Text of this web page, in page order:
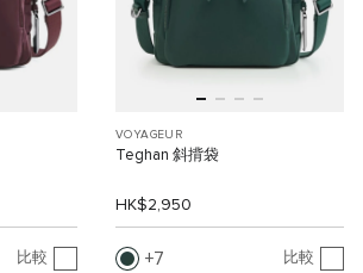
比較
VOYAGEUR
Teghan 斜揹袋
HK$2,950
7 比較